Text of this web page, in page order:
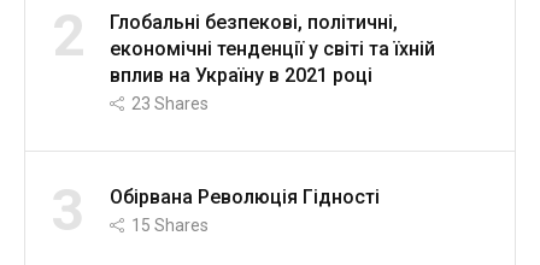
2
Глобальні безпекові, політичні,
економічні тенденції у світі та їхній
вплив на Україну в 2021 році
23 Shares
3 Обірвана Революція Гідності
15 Shares